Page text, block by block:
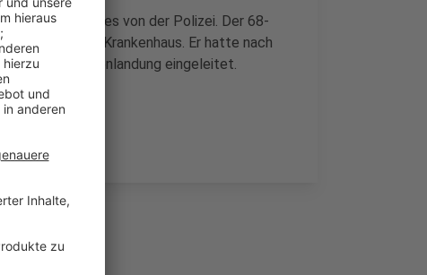
heißt es von der Polizei. Der 68-
kam in ein Krankenhaus. Er hatte nach
eine Außenlandung eingeleitet.